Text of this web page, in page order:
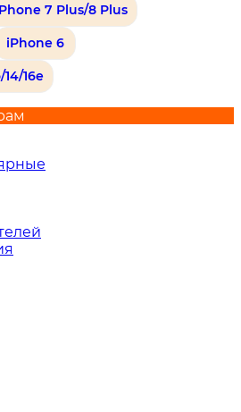
7 Plus/8 Plus
iPhone 6
14/16e